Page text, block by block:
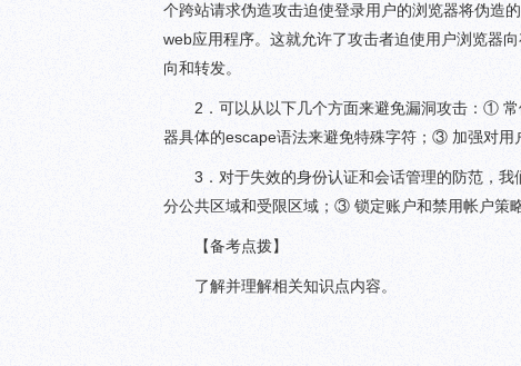
个跨站请求伪造攻击迫使登录用户的浏览器将伪造
web应用程序。这就允许了攻击者迫使用户浏览器
向和转发。
2．可以从以下几个方面来避免漏洞攻击：①
器具体的escape语法来避免特殊字符；③ 加强对用
3．对于失效的身份认证和会话管理的防范，
分公共区域和受限区域；③ 锁定账户和禁用帐户策
【备考点拨】
了解并理解相关知识点内容。